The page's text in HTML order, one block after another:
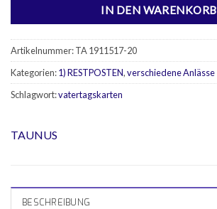
IN DEN WARENKORB
Artikelnummer:TA 1911517-20
Kategorien:1) RESTPOSTEN,verschiedene Anlässe
Schlagwort:vatertagskarten
TAUNUS
BESCHREIBUNG